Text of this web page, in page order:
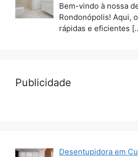
Bem-vindo à nossa
Rondonópolis! Aqui,
rápidas e eficientes
Publicidade
Desentupidora em